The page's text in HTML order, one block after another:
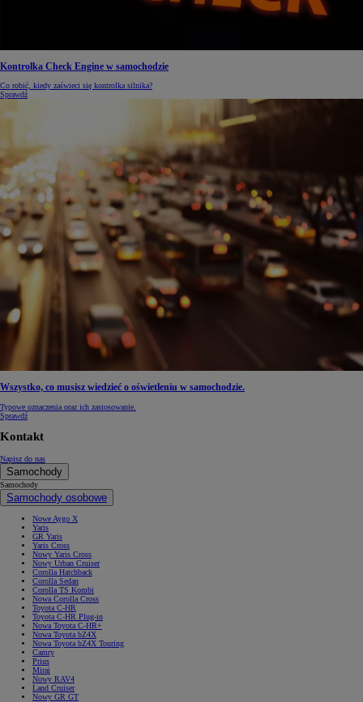
Kontrolka Check Engine w samochodzie
Co robić, kiedy zaświeci się kontrolka silnika?
Sprawdź
Wszystko, co musisz wiedzieć o oświetleniu w samochodzie.
Typowe oznaczenia oraz ich zastosowanie.
Sprawdź
Kontakt
Napisz do nas
Samochody
Samochody
Samochody osobowe
Nowe Aygo X
Yaris
GR Yaris
Yaris Cross
Nowy Yaris Cross
Nowy Urban Cruiser
Corolla Hatchback
Corolla Sedan
Corolla TS Kombi
Nowa Corolla Cross
Toyota C-HR
Toyota C-HR Plug-in
Nowa Toyota C-HR+
Nowa Toyota bZ4X
Nowa Toyota bZ4X Touring
Camry
Prius
Mirai
Nowy RAV4
Land Cruiser
Nowy GR GT